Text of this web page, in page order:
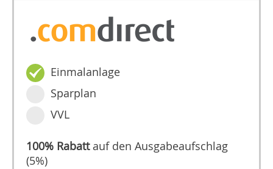
Einmalanlage
Sparplan
VVL
100% Rabattauf den Ausgabeaufschlag
(5%)